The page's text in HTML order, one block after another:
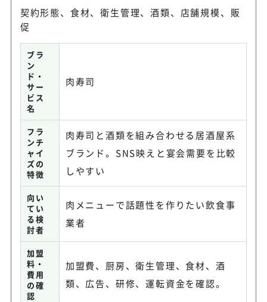
契約形態、食材、衛生管理、酒類、店舗規模、販
促
ブラ
ン
ド・
サー
ビス
名
肉寿司
フラ
ンチ
ャイ
ズの
特徴
肉寿司と酒類を組み合わせる居酒屋系
ブランド。SNS映えと宴会需要を比較
しやすい
向い
てい
る検
討者
肉メニューで話題性を作りたい飲食事
業者
加盟
料・
費用
の確
認
加盟費、厨房、衛生管理、食材、酒
類、広告、研修、運転資金を確認。